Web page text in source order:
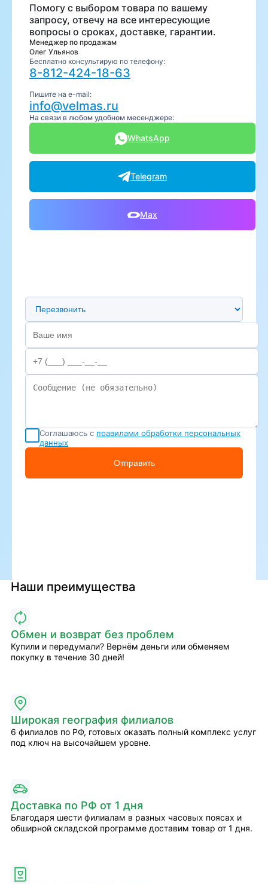
Помогу с выбором товара по вашему
запросу, отвечу на все интересующие
вопросы о сроках, доставке, гарантии.
Менеджер по продажам
Олег Ульянов
Бесплатно консультирую по телефону:
8-812-424-18-63
Пишите на e-mail:
info@velmas.ru
На связи в любом удобном месенджере:
WhatsApp
Telegram
Max
Предпочтительный способ связи
Соглашаюсь с правилами обработки персональных
данных
Отправить
Наши преимущества
Обмен и возврат без проблем
Купили и передумали? Вернём деньги или обменяем
покупку в течение 30 дней!
Широкая география филиалов
6 филиалов по РФ, готовых оказать полный комплекс услуг
под ключ на высочайшем уровне.
Доставка по РФ от 1 дня
Благодаря шести филиалам в разных часовых поясах и
обширной складской программе доставим товар от 1 дня.